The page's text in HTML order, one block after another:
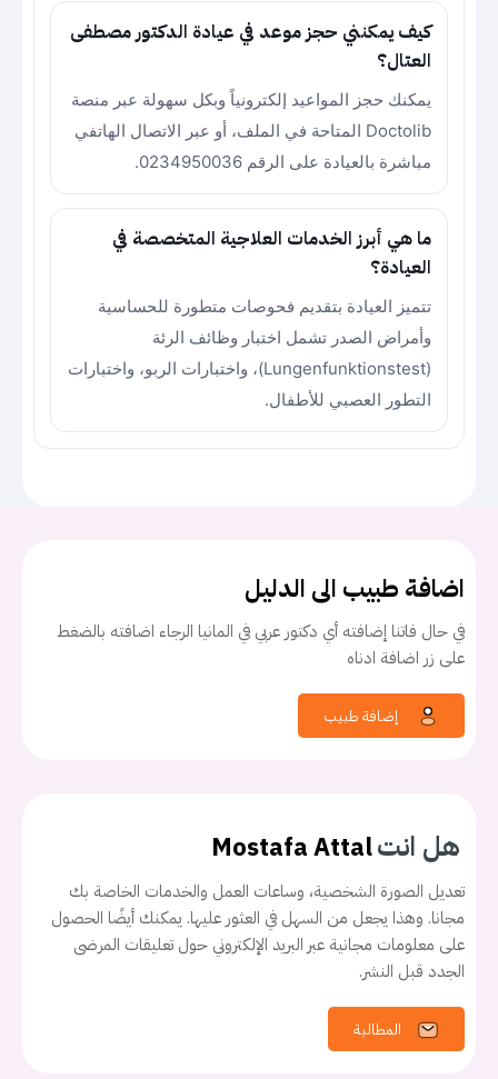
كيف يمكنني حجز موعد في عيادة الدكتور مصطفى
العتال؟
يمكنك حجز المواعيد إلكترونياً وبكل سهولة عبر منصة
Doctolib المتاحة في الملف، أو عبر الاتصال الهاتفي
مباشرة بالعيادة على الرقم 0234950036.
ما هي أبرز الخدمات العلاجية المتخصصة في
العيادة؟
تتميز العيادة بتقديم فحوصات متطورة للحساسية
وأمراض الصدر تشمل اختبار وظائف الرئة
(Lungenfunktionstest)، واختبارات الربو، واختبارات
التطور العصبي للأطفال.
اضافة طبيب الى الدليل
في حال فاتنا إضافته أي دكتور عربي في المانيا الرجاء اضافته بالضغط
على زر اضافة ادناه
هل انتMostafa Attal
تعديل الصورة الشخصية، وساعات العمل والخدمات الخاصة بك
مجانا. وهذا يجعل من السهل في العثور عليها. يمكنك أيضًا الحصول
على معلومات مجانية عبر البريد الإلكتروني حول تعليقات المرضى
الجدد قبل النشر.
المطالبة